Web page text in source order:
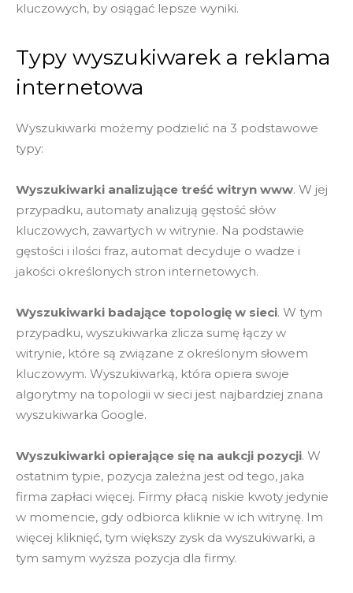
kluczowych, by osiągać lepsze wyniki.
Typy wyszukiwarek a reklama
internetowa
Wyszukiwarki możemy podzielić na 3 podstawowe
typy:
Wyszukiwarki analizujące treść witryn www. W jej
przypadku, automaty analizują gęstość słów
kluczowych, zawartych w witrynie. Na podstawie
gęstości i ilości fraz, automat decyduje o wadze i
jakości określonych stron internetowych.
Wyszukiwarki badające topologię w sieci. W tym
przypadku, wyszukiwarka zlicza sumę łączy w
witrynie, które są związane z określonym słowem
kluczowym. Wyszukiwarką, która opiera swoje
algorytmy na topologii w sieci jest najbardziej znana
wyszukiwarka Google.
Wyszukiwarki opierające się na aukcji pozycji. W
ostatnim typie, pozycja zależna jest od tego, jaka
firma zapłaci więcej. Firmy płacą niskie kwoty jedynie
w momencie, gdy odbiorca kliknie w ich witrynę. Im
więcej kliknięć, tym większy zysk da wyszukiwarki, a
tym samym wyższa pozycja dla firmy.